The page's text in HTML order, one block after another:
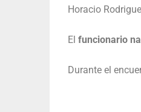
Horacio
El funcionario
Durante el